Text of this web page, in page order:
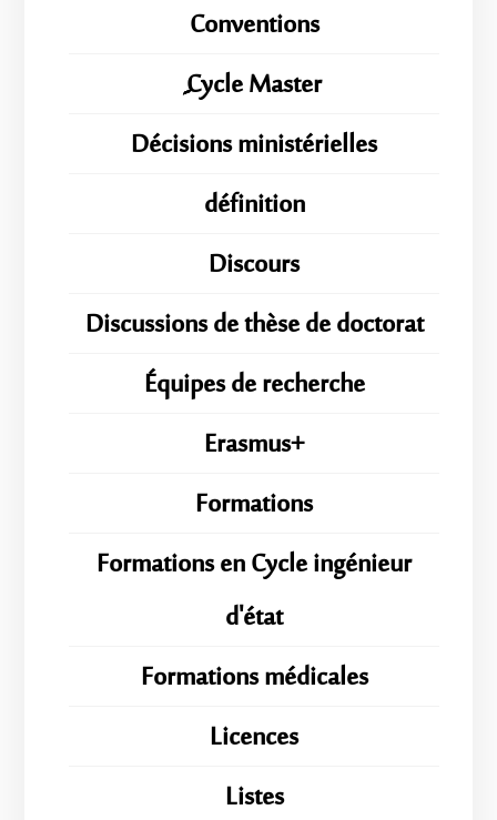
Conventions
ِِِCycle Master
Décisions ministérielles
définition
Discours
Discussions de thèse de doctorat
Équipes de recherche
Erasmus+
Formations
Formations en Cycle ingénieur
d'état
Formations médicales
Licences
Listes